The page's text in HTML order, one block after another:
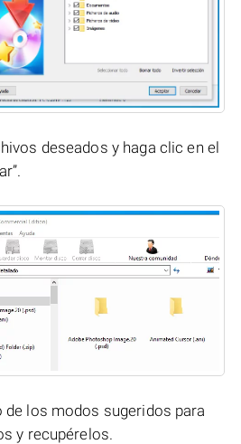
deseados y haga clic en el
de los modos sugeridos para
y recupérelos.